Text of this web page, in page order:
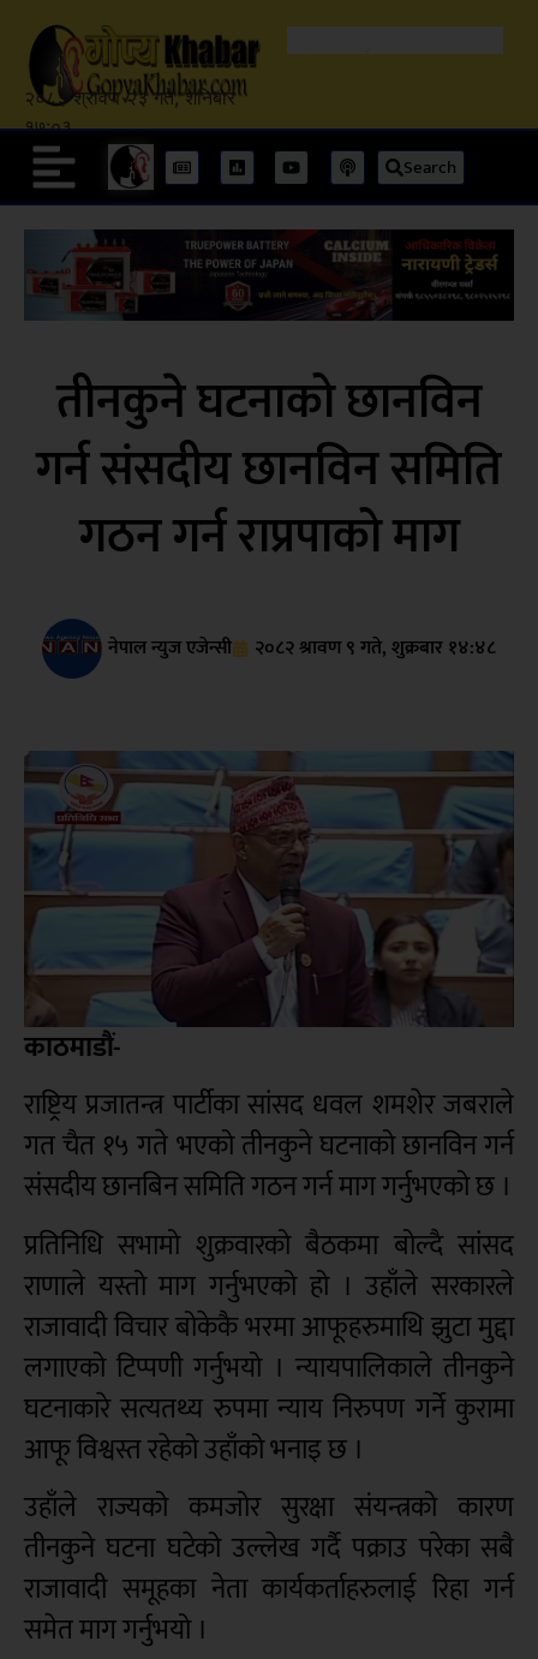
२०८३ श्रावण २३ गते, शनिबार
१७:०३
Search
तीनकुने घटनाको छानविन
गर्न संसदीय छानविन समिति
गठन गर्न राप्रपाको माग
नेपाल न्युज एजेन्सी २०८२ श्रावण ९ गते, शुक्रबार १४:४८
काठमाडौं-
राष्ट्रिय प्रजातन्त्र पार्टीका सांसद धवल शमशेर जबराले
गत चैत १५ गते भएको तीनकुने घटनाको छानविन गर्न
संसदीय छानबिन समिति गठन गर्न माग गर्नुभएको छ ।
प्रतिनिधि सभामो शुक्रवारको बैठकमा बोल्दै सांसद
राणाले यस्तो माग गर्नुभएको हो । उहाँले सरकारले
राजावादी विचार बोकेकै भरमा आफूहरुमाथि झुटा मुद्दा
लगाएको टिप्पणी गर्नुभयो । न्यायपालिकाले तीनकुने
घटनाकारे सत्यतथ्य रुपमा न्याय निरुपण गर्ने कुरामा
आफू विश्वस्त रहेको उहाँको भनाइ छ ।
उहाँले राज्यको कमजोर सुरक्षा संयन्त्रको कारण
तीनकुने घटना घटेको उल्लेख गर्दै पक्राउ परेका सबै
राजावादी समूहका नेता कार्यकर्ताहरुलाई रिहा गर्न
समेत माग गर्नुभयो ।